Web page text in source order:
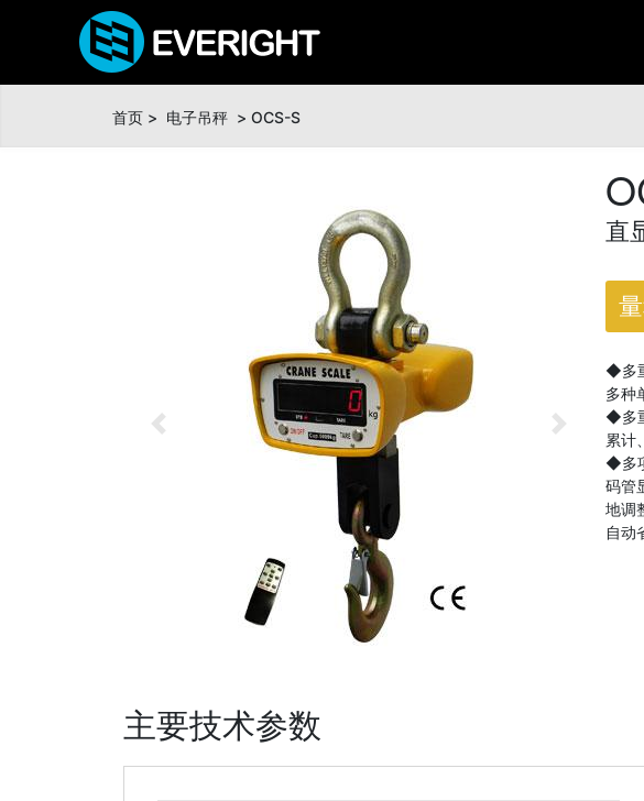
首页 > 电子吊秤 > OCS-S
直
◆多
多种
◆多
累计
◆多
码管
地调
自动
主要技术参数